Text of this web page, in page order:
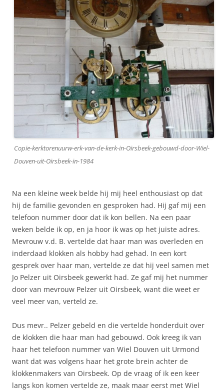
Copie-kerktorenuurw-erk-van-de-kerk-in-Oirsbeek-gebouwd-door-Wiel-
Douven-uit-Oirsbeek-in-1984
Na een kleine week belde hij mij heel enthousiast op dat
hij de familie gevonden en gesproken had. Hij gaf mij een
telefoon nummer door dat ik kon bellen. Na een paar
weken belde ik op, en ja hoor ik was op het juiste adres.
Mevrouw v.d. B. vertelde dat haar man was overleden en
inderdaad klokken als hobby had gehad. In een kort
gesprek over haar man, vertelde ze dat hij veel samen met
Jo Pelzer uit Oirsbeek gewerkt had. Ze gaf mij het nummer
door van mevrouw Pelzer uit Oirsbeek, want die weet er
veel meer van, verteld ze.
Dus mevr.. Pelzer gebeld en die vertelde honderduit over
de klokken die haar man had gebouwd. Ook kreeg ik van
haar het telefoon nummer van Wiel Douven uit Urmond
want dat was volgens haar het grote brein achter de
klokkenmakers van Oirsbeek. Op de vraag of ik een keer
langs kon komen vertelde ze, maak maar eerst met Wiel